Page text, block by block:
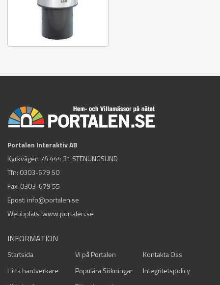
Portalen Interaktiv AB
Kyrkvägen 7A 444 31 STENUNGSUND
Tfn: 0303-679 50
Fax: 0303-679 55
Epost: info@portalen.se
Webbplats: www.portalen.se
INFORMATION
Startsida Vi på Portalen
Kontakta Oss
Hitta hantverkare
Populära Sökningar
Integritetspolicy